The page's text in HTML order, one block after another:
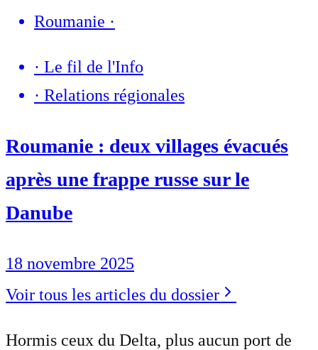
Roumanie ·
· Le fil de l'Info
· Relations régionales
Roumanie : deux villages évacués
après une frappe russe sur le
Danube
18 novembre 2025
Voir tous les articles du dossier
Hormis ceux du Delta, plus aucun port de